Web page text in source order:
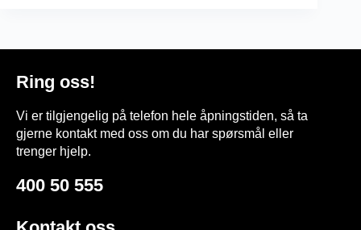
Ring oss!
Vi er tilgjengelig på telefon hele åpningstiden, så ta
gjerne kontakt med oss om du har spørsmål eller
trenger hjelp.
400 50 555